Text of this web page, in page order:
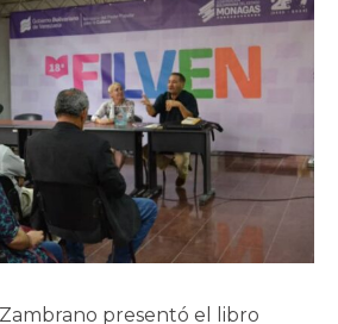
presentó el libro